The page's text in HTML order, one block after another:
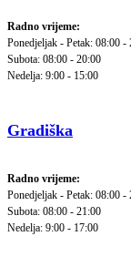
Radno vrijeme:
Ponedjeljak - Petak: 08:00 -
Subota: 08:00 - 20:00
Nedelja: 9:00 - 15:00
Gradiška
Radno vrijeme:
Ponedjeljak - Petak: 08:00 -
Subota: 08:00 - 21:00
Nedelja: 9:00 - 17:00